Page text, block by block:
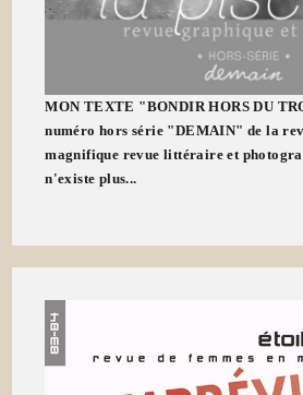
MON TEXTE "BONDIR HORS DU
numéro hors série "DEMAIN" de la
magnifique revue littéraire et
n'existe plus...